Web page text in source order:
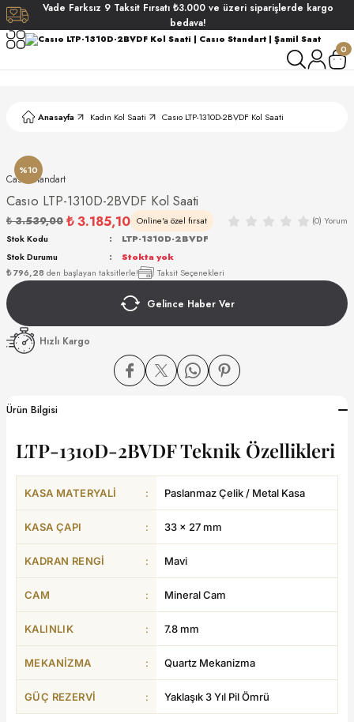
Vade Farksız 9 Taksit Fırsatı ₺3.000 ve üzeri siparişlerde kargo
bedava!
0
Anasayfa Kadın Kol Saati Casıo LTP-1310D-2BVDF Kol Saati
%10
Casıo Standart
Casıo LTP-1310D-2BVDF Kol Saati
₺ 3.539,00 ₺ 3.185,10 Online'a özel fırsat (0) Yorum
₺ 796,28 den başlayan taksitlerle! Taksit Seçenekleri
Stok Kodu
LTP-1310D-2BVDF
Stok Durumu
Stokta yok
Gelince Haber Ver
Hızlı Kargo
Ürün Bilgisi
LTP-1310D-2BVDF Teknik Özellikleri
KASA MATERYALI : Paslanmaz Çelik / Metal Kasa
KASA ÇAPI : 33 × 27 mm
KADRAN RENGI : Mavi
CAM : Mineral Cam
KALINLIK : 7.8 mm
MEKANIZMA : Quartz Mekanizma
GÜÇ REZERVI : Yaklaşık 3 Yıl Pil Ömrü